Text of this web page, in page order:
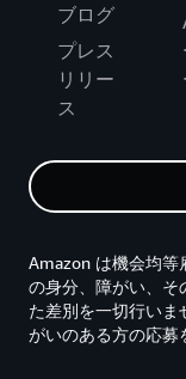
ブログ
プレス
リリー
ス
Amazon は機会均等
の身分、障がい、そ
た差別を一切行い
がいのある方の応募